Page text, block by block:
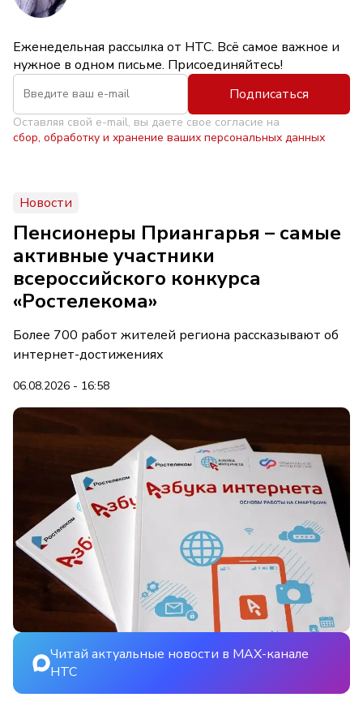
Еженедельная рассылка от НТС. Всё самое важное и
нужное в одном письме. Присоединяйтесь!
Подписаться
Оставляя свой e-mail, вы даете свое согласие на
сбор, обработку и хранение ваших персональных данных
Новости
Пенсионеры Приангарья – самые
активные участники
всероссийского конкурса
«Ростелекома»
Более 700 работ жителей региона рассказывают об
интернет-достижениях
06.08.2026 - 16:58
Читай актуальные новости в MAX-канале
НТС